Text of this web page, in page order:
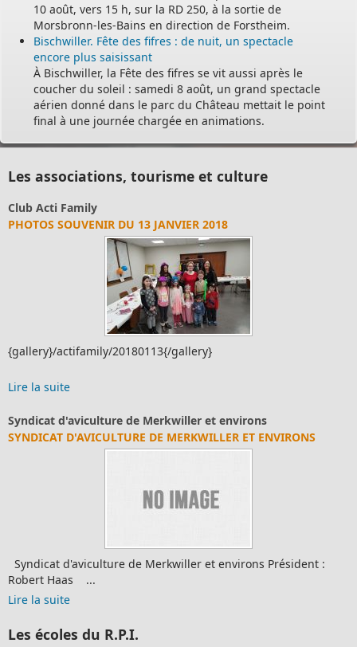
10 août, vers 15 h, sur la RD 250, à la sortie de
Morsbronn-les-Bains en direction de Forstheim.
Bischwiller. Fête des fifres : de nuit, un spectacle
encore plus saisissant
À Bischwiller, la Fête des fifres se vit aussi après le
coucher du soleil : samedi 8 août, un grand spectacle
aérien donné dans le parc du Château mettait le point
final à une journée chargée en animations.
Les associations, tourisme et culture
Club Acti Family
PHOTOS SOUVENIR DU 13 JANVIER 2018
{gallery}/actifamily/20180113{/gallery}
Lire la suite
Syndicat d'aviculture de Merkwiller et environs
SYNDICAT D'AVICULTURE DE MERKWILLER ET ENVIRONS
Syndicat d'aviculture de Merkwiller et environs Président :
Robert Haas ...
Lire la suite
Les écoles du R.P.I.